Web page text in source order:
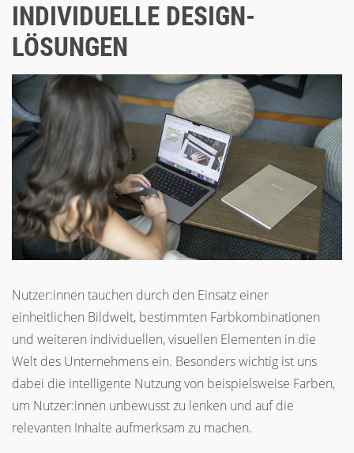
INDIVIDUELLE DESIGN-
LÖSUNGEN
Nutzer:innen tauchen durch den Einsatz einer
einheitlichen Bildwelt, bestimmten Farbkombinationen
und weiteren individuellen, visuellen Elementen in die
Welt des Unternehmens ein. Besonders wichtig ist uns
dabei die intelligente Nutzung von beispielsweise Farben,
um Nutzer:innen unbewusst zu lenken und auf die
relevanten Inhalte aufmerksam zu machen.